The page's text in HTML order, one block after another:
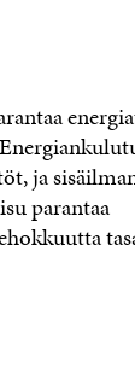
ja
parantaa